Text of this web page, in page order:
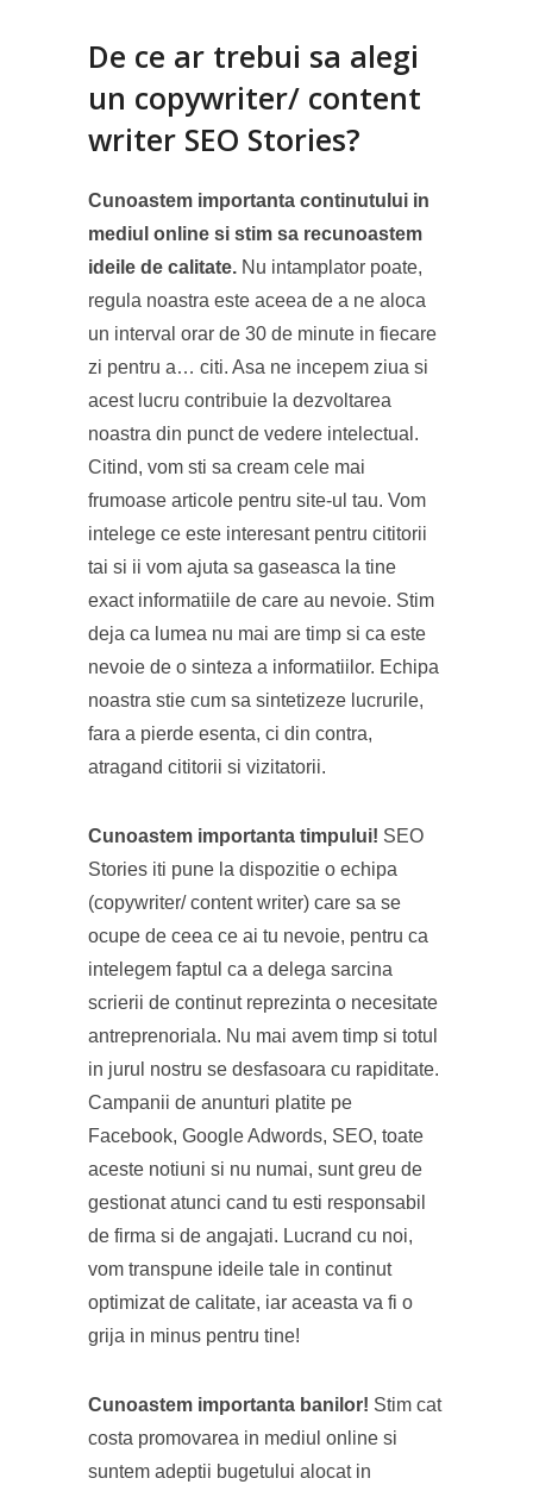
De ce ar trebui sa alegi
un copywriter/ content
writer SEO Stories?
Cunoastem importanta continutului in
mediul online si stim sa recunoastem
ideile de calitate. Nu intamplator poate,
regula noastra este aceea de a ne aloca
un interval orar de 30 de minute in fiecare
zi pentru a… citi. Asa ne incepem ziua si
acest lucru contribuie la dezvoltarea
noastra din punct de vedere intelectual.
Citind, vom sti sa cream cele mai
frumoase articole pentru site-ul tau. Vom
intelege ce este interesant pentru cititorii
tai si ii vom ajuta sa gaseasca la tine
exact informatiile de care au nevoie. Stim
deja ca lumea nu mai are timp si ca este
nevoie de o sinteza a informatiilor. Echipa
noastra stie cum sa sintetizeze lucrurile,
fara a pierde esenta, ci din contra,
atragand cititorii si vizitatorii.
Cunoastem importanta timpului! SEO
Stories iti pune la dispozitie o echipa
(copywriter/ content writer) care sa se
ocupe de ceea ce ai tu nevoie, pentru ca
intelegem faptul ca a delega sarcina
scrierii de continut reprezinta o necesitate
antreprenoriala. Nu mai avem timp si totul
in jurul nostru se desfasoara cu rapiditate.
Campanii de anunturi platite pe
Facebook, Google Adwords, SEO, toate
aceste notiuni si nu numai, sunt greu de
gestionat atunci cand tu esti responsabil
de firma si de angajati. Lucrand cu noi,
vom transpune ideile tale in continut
optimizat de calitate, iar aceasta va fi o
grija in minus pentru tine!
Cunoastem importanta banilor! Stim cat
costa promovarea in mediul online si
suntem adeptii bugetului alocat in